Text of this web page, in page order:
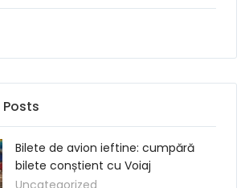
Bilete de avion ieftine: cumpără
bilete conștient cu Voiaj
Uncategorized